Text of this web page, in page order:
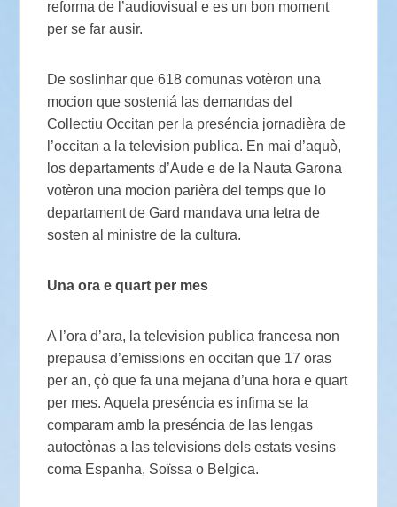
reforma de l’audiovisual e es un bon moment
per se far ausir.
De soslinhar que 618 comunas votèron una
mocion que sosteniá las demandas del
Collectiu Occitan per la preséncia jornadièra de
l’occitan a la television publica. En mai d’aquò,
los departaments d’Aude e de la Nauta Garona
votèron una mocion parièra del temps que lo
departament de Gard mandava una letra de
sosten al ministre de la cultura.
Una ora e quart per mes
A l’ora d’ara, la television publica francesa non
prepausa d’emissions en occitan que 17 oras
per an, çò que fa una mejana d’una hora e quart
per mes. Aquela preséncia es infima se la
comparam amb la preséncia de las lengas
autoctònas a las televisions dels estats vesins
coma Espanha, Soïssa o Belgica.